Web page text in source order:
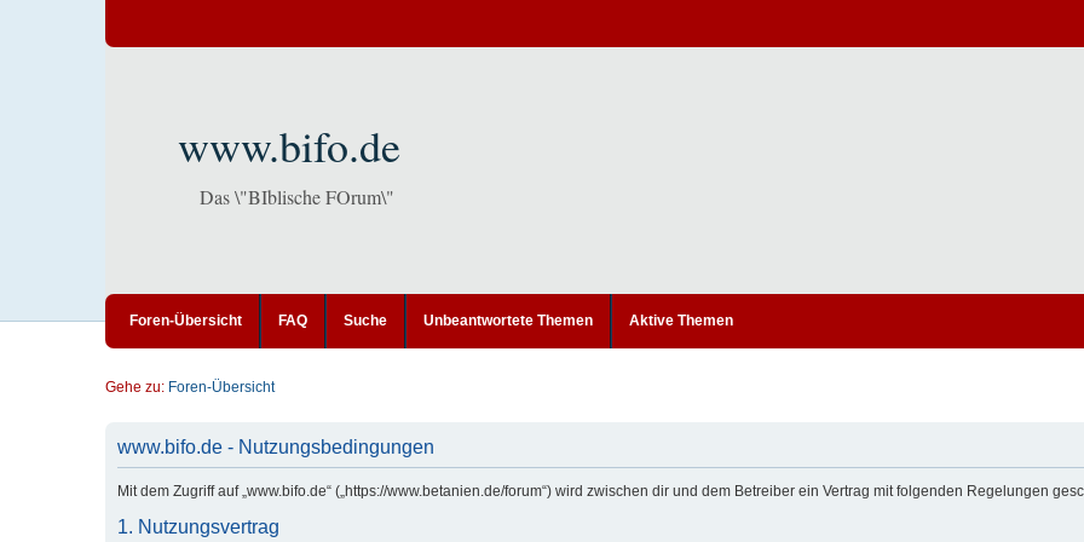
www.bifo.de
Das \"BIblische FOrum\"
Foren-Übersicht FAQ Suche Unbeantwortete Themen Aktive Themen
Gehe zu: Foren-Übersicht
www.bifo.de - Nutzungsbedingungen
Mit dem Zugriff auf „www.bifo.de“ („https://www.betanien.de/forum“) wird zwischen dir und dem Betreiber ein Vertrag mit folgenden Regelungen
1. Nutzungsvertrag